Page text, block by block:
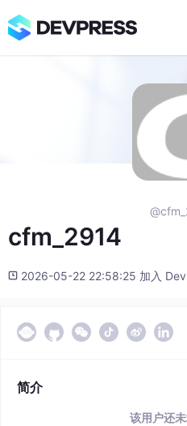
cfm_2914
2026-05-22 22:58:25 加入
简介
该用户还